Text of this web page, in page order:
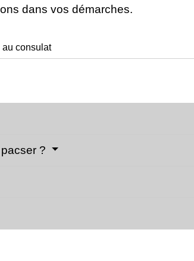
dans vos démarches.
consulat
?